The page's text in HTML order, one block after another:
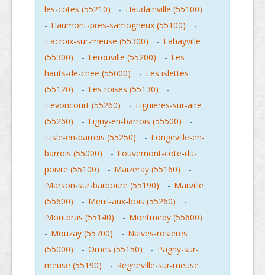
les-cotes (55210)
- Haudainville (55100)
- Haumont-pres-samogneux (55100)
-
Lacroix-sur-meuse (55300)
- Lahayville
(55300)
- Lerouville (55200) - Les
hauts-de-chee (55000)
- Les islettes
(55120)
- Les roises (55130)
-
Levoncourt (55260)
- Lignieres-sur-aire
(55260)
- Ligny-en-barrois (55500)
-
Lisle-en-barrois (55250)
- Longeville-en-
barrois (55000)
- Louvemont-cote-du-
poivre (55100)
- Maizeray (55160)
-
Marson-sur-barboure (55190)
- Marville
(55600)
- Menil-aux-bois (55260)
-
Montbras (55140)
- Montmedy (55600)
- Mouzay (55700) - Naives-rosieres
(55000)
- Ornes (55150) - Pagny-sur-
meuse (55190)
- Regneville-sur-meuse